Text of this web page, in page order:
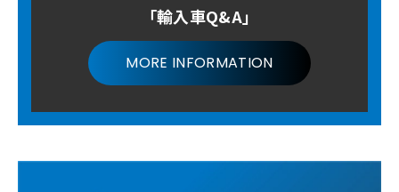
「輸入車Q&A」
MORE INFORMATION